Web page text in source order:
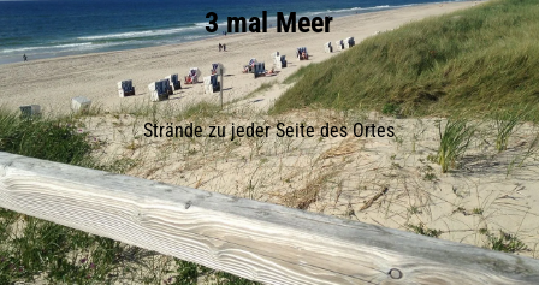
3 mal Meer
Strände zu jeder Seite des Ortes